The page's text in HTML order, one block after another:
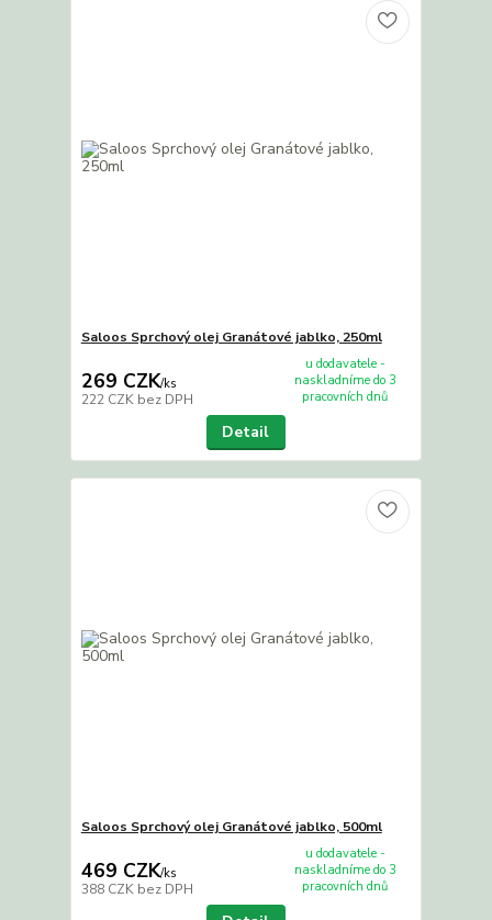
Saloos Sprchový olej Granátové jablko, 250ml
269 CZK/ks
222 CZK bez DPH
u dodavatele -
naskladníme do 3
pracovních dnů
Detail
Saloos Sprchový olej Granátové jablko, 500ml
469 CZK/ks
388 CZK bez DPH
u dodavatele -
naskladníme do 3
pracovních dnů